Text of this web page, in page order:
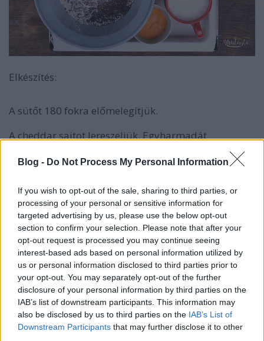
Blog - Do Not Process My Personal Information
If you wish to opt-out of the sale, sharing to third parties, or
processing of your personal or sensitive information for
targeted advertising by us, please use the below opt-out
section to confirm your selection. Please note that after your
opt-out request is processed you may continue seeing
interest-based ads based on personal information utilized by
us or personal information disclosed to third parties prior to
your opt-out. You may separately opt-out of the further
disclosure of your personal information by third parties on the
IAB’s list of downstream participants. This information may
also be disclosed by us to third parties on the IAB’s List of
Downstream Participants that may further disclose it to other
Elkészítés:
A sütőt 180 fokra előmelegítjük.
A cheddar sajtot lereszeljük. Egyharmadát
szórjuk. Az újhagymát felkarikázzuk, illetve aprítjuk.
A száraz hozzávalókat összekeverjük: a lisztet, a
sajtot, a sütőport, a sót, újhagymát és chilit.